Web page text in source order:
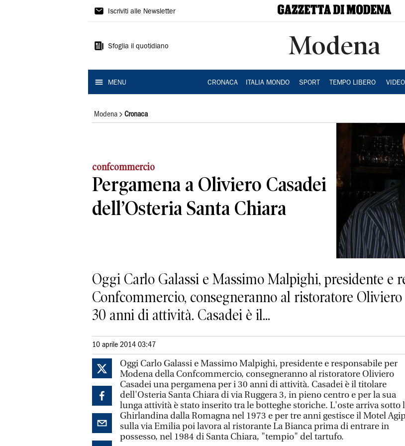
Gazzetta
Modena
Iscriviti alle Newsletter
Sfoglia il quotidiano Modena
MENU CRONACA ITALIA MONDO SPORT TEMPO LIBERO VIDEO
Modena Cronaca
confcommercio
Pergamena a Oliviero Casadei
dell’Osteria Santa Chiara
Oggi Carlo Galassi e Massimo Malpighi, presidente e
Confcommercio, consegneranno al ristoratore
30 anni di attività. Casadei è il...
10 aprile 2014 03:47
Oggi Carlo Galassi e Massimo Malpighi, presidente e responsabile per
Modena della Confcommercio, consegneranno al ristoratore Oliviero
Casadei una pergamena per i 30 anni di attività. Casadei è il titolare
dell'Osteria Santa Chiara di via Ruggera 3, in pieno centro e per la sua
lunga attività è stato inserito tra le botteghe storiche. L'oste arriva sotto
Ghirlandina dalla Romagna nel 1973 e per tre anni gestisce il Motel Agip
sulla via Emilia poi lavora al ristorante La Bianca prima di entrare in
possesso, nel 1984 di Santa Chiara, "tempio" del tartufo.